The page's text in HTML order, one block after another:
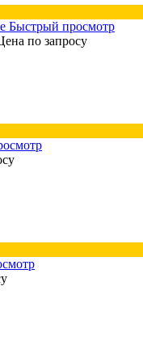
Быстрый просмотр
по запросу